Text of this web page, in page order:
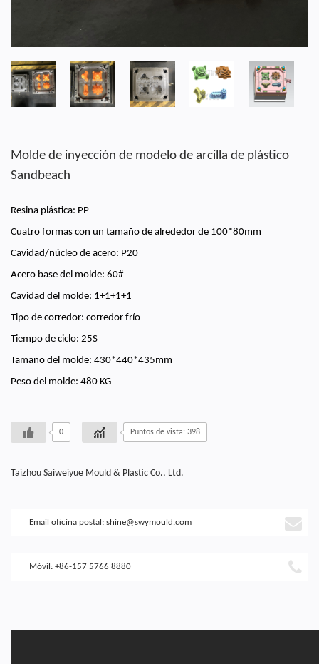
Molde de inyección de modelo de arcilla de plástico
Sandbeach
Resina plástica: PP
Cuatro formas con un tamaño de alrededor de 100*80mm
Cavidad/núcleo de acero: P20
Acero base del molde: 60#
Cavidad del molde: 1+1+1+1
Tipo de corredor: corredor frío
Tiempo de ciclo: 25S
Tamaño del molde: 430*440*435mm
Peso del molde: 480 KG
0 Puntos de vista: 398
Taizhou Saiweiyue Mould & Plastic Co., Ltd.
Email oficina postal: shine@swymould.com
Móvil: +86-157 5766 8880